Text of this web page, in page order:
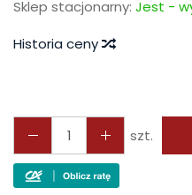
Sklep stacjonarny: Jest -
Historia ceny
szt.